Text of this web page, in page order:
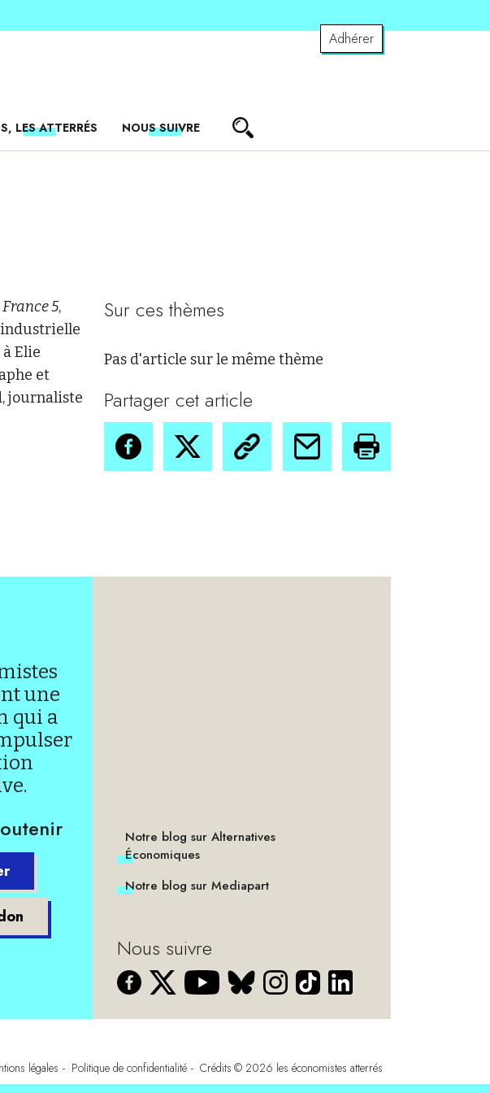
Adhérer
LES ATTERRÉS NOUS SUIVRE
France 5,
industrielle
Elie
et
journaliste
Sur ces thèmes
Pas d'article sur le même thème
Partager cet article
une
qui a
Notre blog sur Alternatives
Économiques
Notre blog sur Mediapart
Nous suivre
légales Politique de confidentialité Crédits © 2026 les économistes atterrés